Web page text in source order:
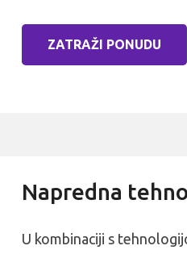
ZATRAŽI PONUDU
Napredna
U kombinaciji s